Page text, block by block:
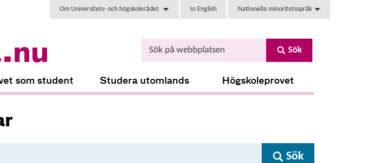
Om Universitets- och högskolerådet In English Nationella minoritetsspråk
Sök
som student Studera utomlands Högskoleprovet
Sök